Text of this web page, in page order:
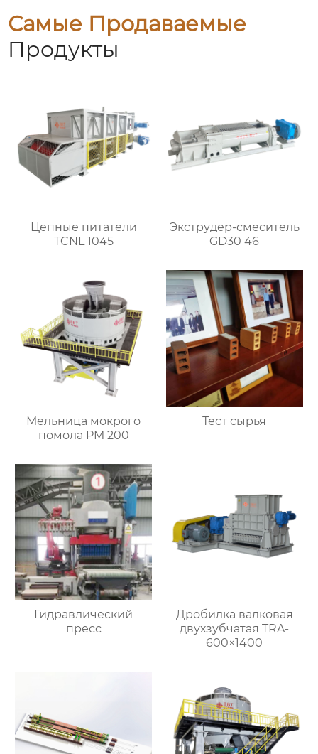
Самые Продаваемые
Продукты
Цепные питатели
TCNL 1045
Экструдер-смеситель
GD30 46
Мельница мокрого
помола PM 200
Тест сырья
Гидравлический
пресс
Дробилка валковая
двухзубчатая TRA-
600×1400